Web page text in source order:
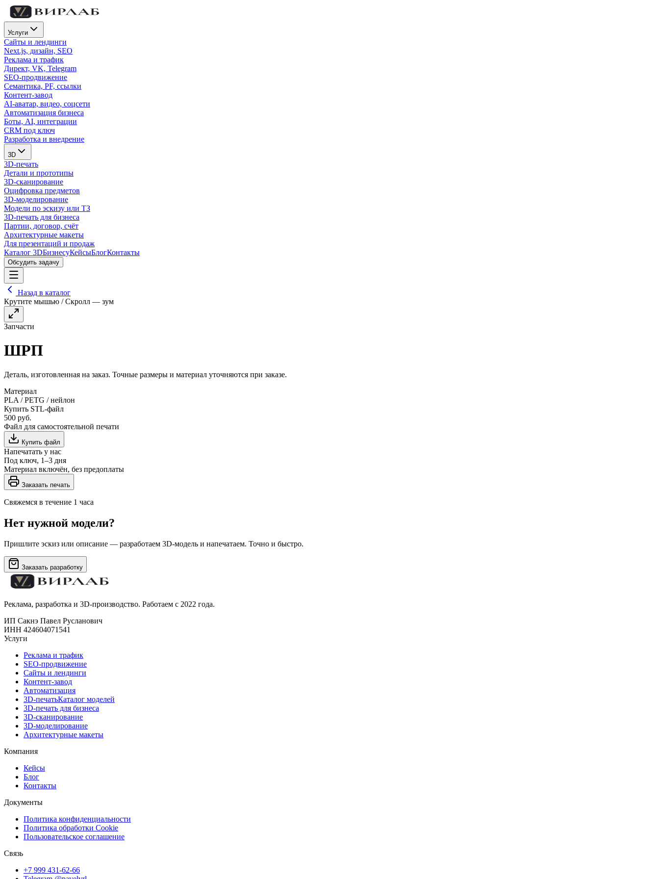
Услуги
Сайты и лендинги
Next.js, дизайн, SEO
Реклама и трафик
Директ, VK, Telegram
SEO-продвижение
Семантика, PF, ссылки
Контент-завод
AI-аватар, видео, соцсети
Автоматизация бизнеса
Боты, AI, интеграции
CRM под ключ
Разработка и внедрение
3D
3D-печать
Детали и прототипы
3D-сканирование
Оцифровка предметов
3D-моделирование
Модели по эскизу или ТЗ
3D-печать для бизнеса
Партии, договор, счёт
Архитектурные макеты
Для презентаций и продаж
Каталог 3DБизнесуКейсыБлогКонтакты
Обсудить задачу
Назад в каталог
Крутите мышью / Скролл — зум
Запчасти
ШРП
Деталь, изготовленная на заказ. Точные размеры и материал уточняются при заказе.
Материал
PLA / PETG / нейлон
Купить STL-файл
500 руб.
Файл для самостоятельной печати
Купить файл
Напечатать у нас
Под ключ, 1–3 дня
Материал включён, без предоплаты
Заказать печать
Свяжемся в течение 1 часа
Нет нужной модели?
Пришлите эскиз или описание — разработаем 3D-модель и напечатаем. Точно и быстро.
Заказать разработку
Реклама, разработка и 3D-производство. Работаем с 2022 года.
ИП Сакнэ Павел Русланович
ИНН 424604071541
Услуги
Реклама и трафик
SEO-продвижение
Сайты и лендинги
Контент-завод
Автоматизация
3D-печатьКаталог моделей
3D-печать для бизнеса
3D-сканирование
3D-моделирование
Архитектурные макеты
Компания
Кейсы
Блог
Контакты
Документы
Политика конфиденциальности
Политика обработки Cookie
Пользовательское соглашение
Связь
+7 999 431-62-66